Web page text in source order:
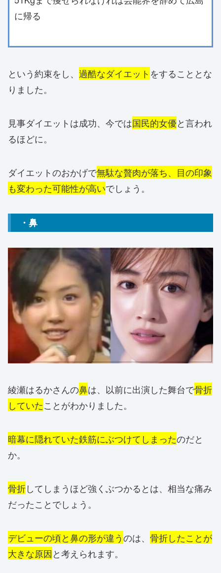
に帰る
という約束をし、 過酷なダイエット をすることとな
りました。
見事ダイエットは成功、今では国民的女優と言われ
るほどに。
ダイエットのおかげで無駄な贅肉が落ち、目の印象
も変わった可能性が高いでしょう。
・鼻
綾瀬はるかさんの鼻は、以前に出演した舞台で骨折
していたことがわかりました。
暗幕に隠れていた鉄筋にぶつけてしまったのだと
か。
骨折してしまうほど強くぶつかるとは、相当な痛み
だったことでしょう。
デビューの頃と鼻の形が違うのは、 骨折したことが
大きな原因と考えられます。